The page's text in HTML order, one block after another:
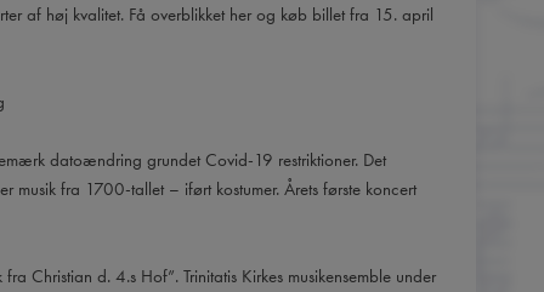
af høj kvalitet. Få overblikket her og køb billet fra 15. april
datoændring grundet Covid-19 restriktioner. Det
musik fra 1700-tallet – iført kostumer. Årets første koncert
Christian d. 4.s Hof”. Trinitatis Kirkes musikensemble under